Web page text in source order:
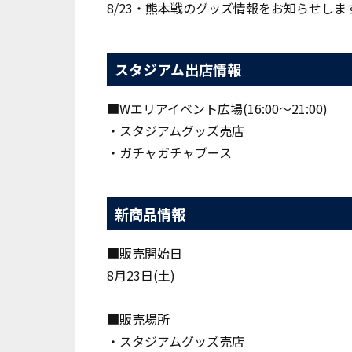
8/23・熊本戦のグッズ情報をお知らせしま
スタジアム出店情報
■Wエリアイベント広場(16:00～21:00)
・スタジアムグッズ売店
・ガチャガチャブース
新商品情報
■販売開始日
8月23日(土)
■販売場所
・スタジアムグッズ売店